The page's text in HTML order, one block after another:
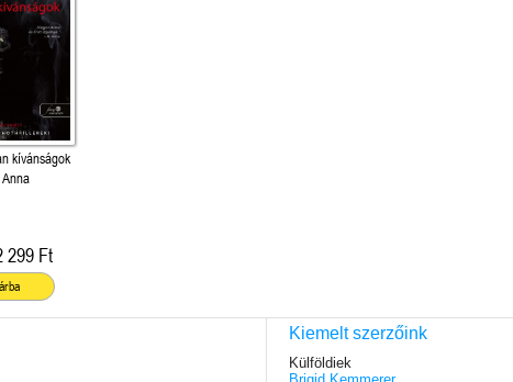
kívánságok
299 Ft
Kiemelt szerzőink
Külföldiek